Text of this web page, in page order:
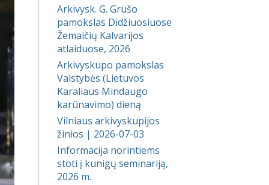
Arkivysk. G. Grušo
pamokslas Didžiuosiuose
Žemaičių Kalvarijos
atlaiduose, 2026
Arkivyskupo pamokslas
Valstybės (Lietuvos
Karaliaus Mindaugo
karūnavimo) dieną
Vilniaus arkivyskupijos
žinios | 2026-07-03
Informacija norintiems
stoti į kunigų seminariją,
2026 m.